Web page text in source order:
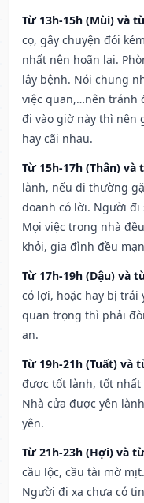
Từ 13h-15h (Mùi) và
cọ, gây chuyện đói
nhất nên hoãn lại.
lây bệnh. Nói chung
việc quan,…nên tránh
đi vào giờ này thì nên
hay cãi nhau.
Từ 15h-17h (Thân) và
lành, nếu đi thường
doanh có lời. Người đi
Mọi việc trong nhà
khỏi, gia đình đều
Từ 17h-19h (Dậu) và
có lợi, hoặc hay bị trái
quan trọng thì phải
an.
Từ 19h-21h (Tuất) và
được tốt lành, tốt nhất
Nhà cửa được yên
yên.
Từ 21h-23h (Hợi) và
cầu lộc, cầu tài mờ
Người đi xa chưa có